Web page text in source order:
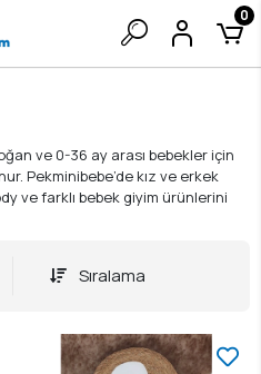
0
ve 0-36 ay arası bebekler için
Pekminibebe’de kız ve erkek
ve farklı bebek giyim ürünlerini
Sıralama